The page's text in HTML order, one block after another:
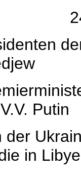
Putin
der
in